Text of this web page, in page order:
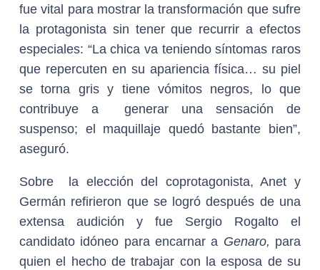
fue vital para mostrar la transformación que sufre
la protagonista sin tener que recurrir a efectos
especiales: “La chica va teniendo síntomas raros
que repercuten en su apariencia física… su piel
se torna gris y tiene vómitos negros, lo que
contribuye a generar una sensación de
suspenso; el maquillaje quedó bastante bien”,
aseguró.
Sobre la elección del coprotagonista, Anet y
Germán refirieron que se logró después de una
extensa audición y fue Sergio Rogalto el
candidato idóneo para encarnar a Genaro, para
quien el hecho de trabajar con la esposa de su